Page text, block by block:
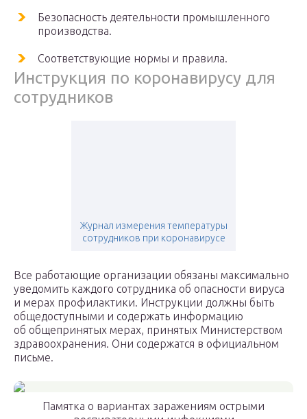
Безопасность деятельности промышленного
производства.
Соответствующие нормы и правила.
Инструкция по коронавирусу для
сотрудников
Журнал измерения температуры
сотрудников при коронавирусе
Все работающие организации обязаны максимально
уведомить каждого сотрудника об опасности вируса
и мерах профилактики. Инструкции должны быть
общедоступными и содержать информацию
об общепринятых мерах, принятых Министерством
здравоохранения. Они содержатся в официальном
письме.
Памятка о вариантах заражениям острыми